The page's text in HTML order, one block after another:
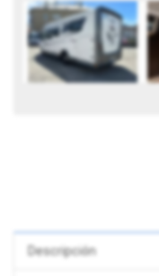
Descripción